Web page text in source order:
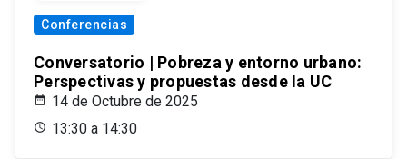
Conferencias
Conversatorio | Pobreza y entorno urbano:
Perspectivas y propuestas desde la UC
14 de Octubre de 2025
13:30 a 14:30